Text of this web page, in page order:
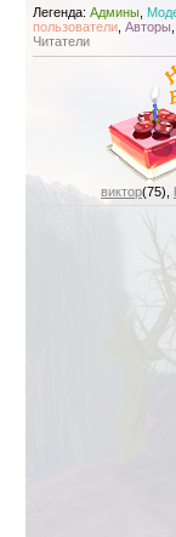
Легенда: Админы
пользователи Авторы
Читатели
виктор(75)